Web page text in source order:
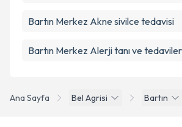
Ana Sayfa Bel Agrisi Bartın
Bartın Merkez Akne sivilce tedavisi
Bartın Merkez Alerji tanı ve